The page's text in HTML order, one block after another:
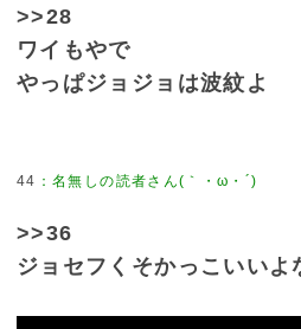
>>28
ワイもやで
やっぱジョジョは波紋よ
44
>>36
ジョセフくそかっこいい